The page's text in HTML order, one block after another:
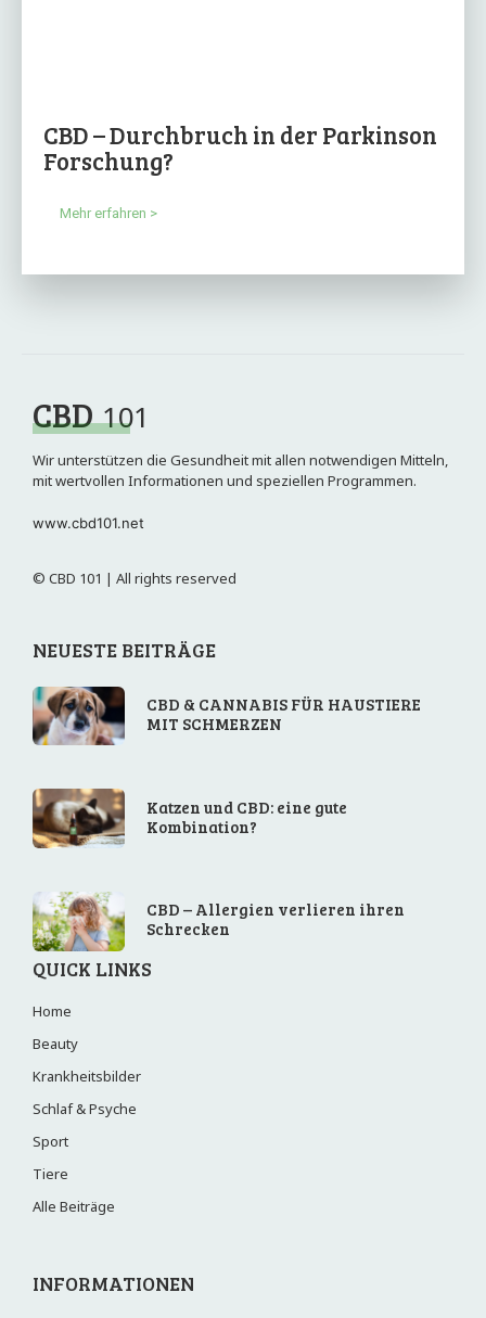
CBD – Durchbruch in der Parkinson
Forschung?
Mehr erfahren >
CBD 101
Wir unterstützen die Gesundheit mit allen notwendigen Mitteln,
mit wertvollen Informationen und speziellen Programmen.
www.cbd101.net
© CBD 101 | All rights reserved
NEUESTE BEITRÄGE
CBD & CANNABIS FÜR HAUSTIERE
MIT SCHMERZEN
Katzen und CBD: eine gute
Kombination?
CBD – Allergien verlieren ihren
Schrecken
QUICK LINKS
Home
Beauty
Krankheitsbilder
Schlaf & Psyche
Sport
Tiere
Alle Beiträge
INFORMATIONEN